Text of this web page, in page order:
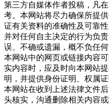
第三方自媒体作者投稿，凡
考。本网站将尽力确保所提
证有关资料的准确性及可靠
并对任何自主决定的行为负
误、不确或遗漏，概不负任
本网站中的网页或链接内容
实内容时，应及时向本网站
明，并提供身份证明、权属
本网站在收到上述法律文件
头核实，沟通删除相关内容或